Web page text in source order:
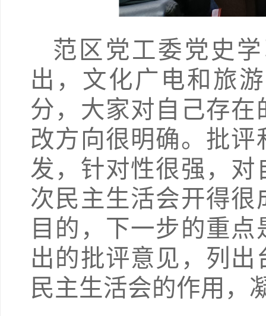
范区党工委党史
出，文化广电和旅
分，大家对自己存
改方向很明确。批
发，针对性很强，
次民主生活会开得
目的，下一步的重
出的批评意见，列
民主生活会的作用，